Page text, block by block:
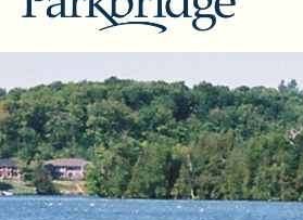
Explorez nos
Idéalement situés à proximité
grandes villes de la Colombie-
Britannique, de l'Alberta, de
et du Québec, nos centres de